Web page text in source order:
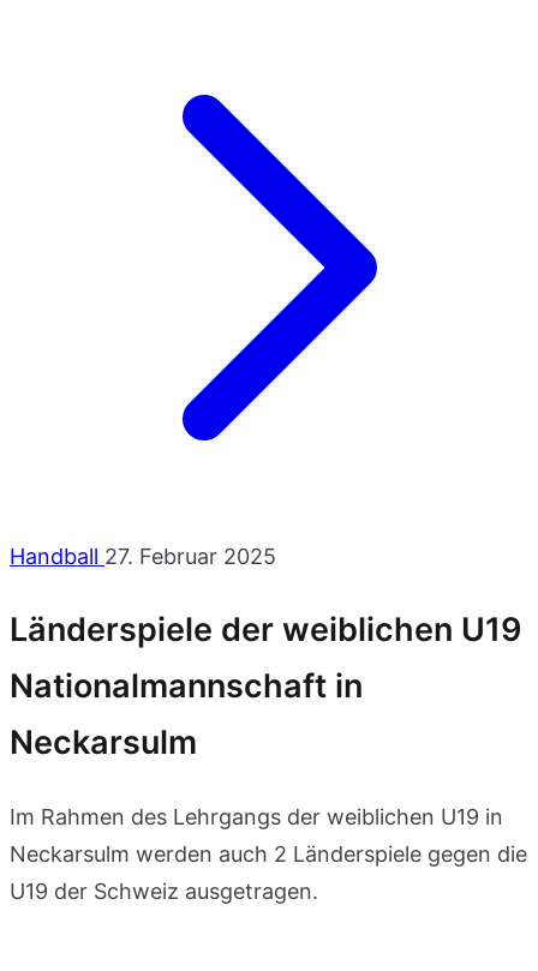
Handball 27. Februar 2025
Länderspiele der weiblichen U19
Nationalmannschaft in
Neckarsulm
Im Rahmen des Lehrgangs der weiblichen U19 in
Neckarsulm werden auch 2 Länderspiele gegen die
U19 der Schweiz ausgetragen.